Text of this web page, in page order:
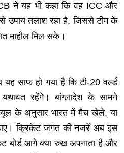
ने यह भी कहा कि वह ICC और
उपाय तलाश रहा है, जिससे टीम के
माहौल मिल सके।
साफ हो गया है कि टी-20 वर्ल्ड
रहेंगे। बांग्लादेश के सामने
के अनुसार भारत में मैच खेले, या
क्रिकेट जगत की नजरें अब इस
बोर्ड आगे क्या रुख अपनाता है और